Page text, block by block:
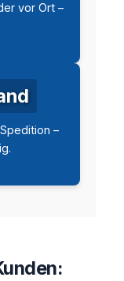
vor Ort –
–